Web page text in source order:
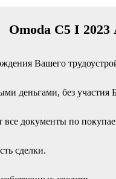
Omoda C5 I
Вашего
деньгами, без участия
документы по
сделки.